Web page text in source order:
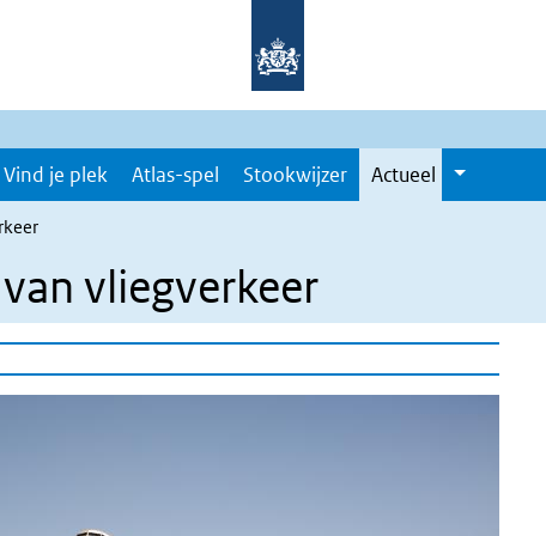
Vind je plek Atlas-spel Stookwijzer Actueel
vliegverkeer